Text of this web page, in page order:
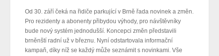
Od 30. září čeká na řidiče parkující v Brně řada novinek a změn.
Pro rezidenty a abonenty přibydou výhody, pro návštěvníky
bude nový systém jednodušší. Koncepci změn představili
brněnští radní už v březnu. Nyní odstartovala informační
kampaň, díky níž se každý může seznámit s novinkami. Vše